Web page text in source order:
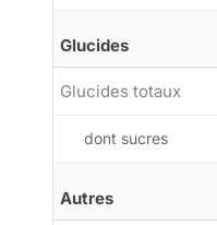
Glucides
Glucides totaux
dont sucres
Autres